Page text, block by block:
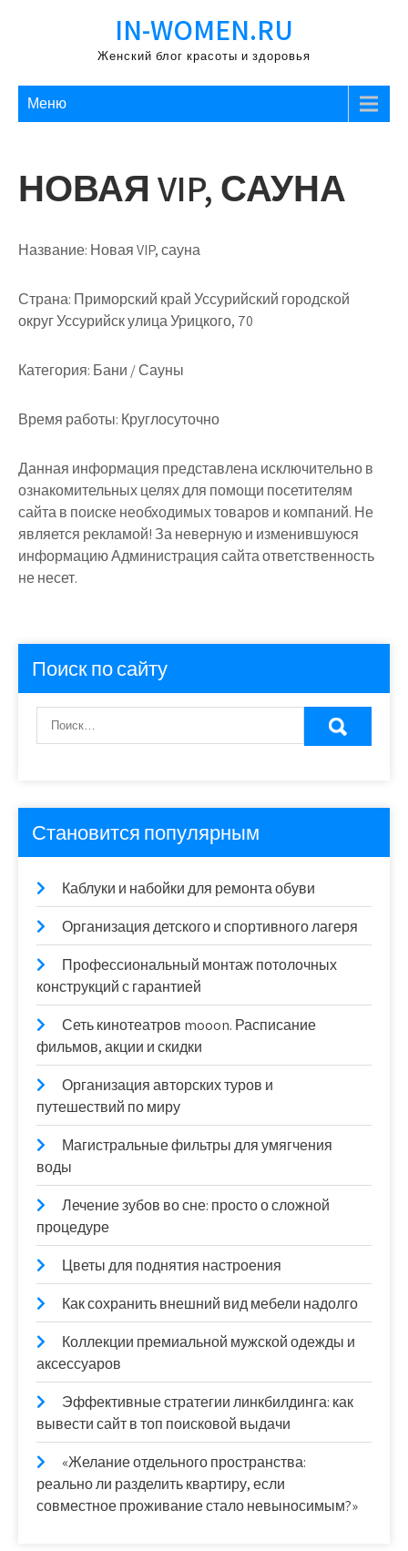
IN-WOMEN.RU
Женский блог красоты и здоровья
Меню
НОВАЯ VIP, САУНА
Название: Новая VIP, сауна
Страна: Приморский край Уссурийский городской
округ Уссурийск улица Урицкого, 70
Категория: Бани / Сауны
Время работы: Круглосуточно
Данная информация представлена исключительно в
ознакомительных целях для помощи посетителям
сайта в поиске необходимых товаров и компаний. Не
является рекламой! За неверную и изменившуюся
информацию Администрация сайта ответственность
не несет.
Поиск по сайту
Становится популярным
Каблуки и набойки для ремонта обуви
Организация детского и спортивного лагеря
Профессиональный монтаж потолочных
конструкций с гарантией
Сеть кинотеатров mooon. Расписание
фильмов, акции и скидки
Организация авторских туров и
путешествий по миру
Магистральные фильтры для умягчения
воды
Лечение зубов во сне: просто о сложной
процедуре
Цветы для поднятия настроения
Как сохранить внешний вид мебели надолго
Коллекции премиальной мужской одежды и
аксессуаров
Эффективные стратегии линкбилдинга: как
вывести сайт в топ поисковой выдачи
«Желание отдельного пространства:
реально ли разделить квартиру, если
совместное проживание стало невыносимым?»